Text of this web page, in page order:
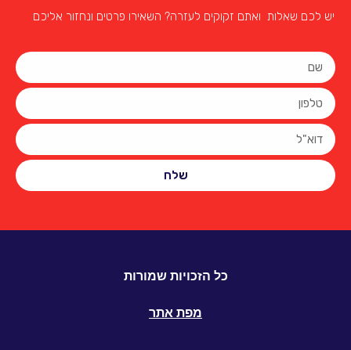
יש לכם שאלות ואתם זקוקים לעזרה? השאירו פרטים ונחזור אליכם
שלח
כל הזכויות שמורות
מפת אתר